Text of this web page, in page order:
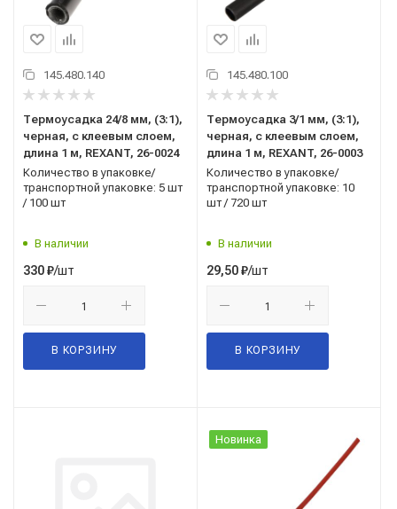
145.480.140
Термоусадка 24/8 мм, (3:1),
черная, с клеевым слоем,
длина 1 м, REXANT, 26-0024
Количество в упаковке/
транспортной упаковке: 5 шт
/ 100 шт
В наличии
330₽/шт
В КОРЗИНУ
145.480.100
Термоусадка 3/1 мм, (3:1),
черная, с клеевым слоем,
длина 1 м, REXANT, 26-0003
Количество в упаковке/
транспортной упаковке: 10
шт / 720 шт
В наличии
29,50₽/шт
В КОРЗИНУ
Новинка